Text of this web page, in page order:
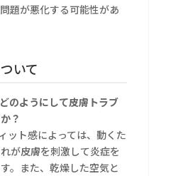
題が悪化する可能性があ
いて
のようにして皮膚トラブ
？
ット感によっては、動くた
が皮膚を刺激して炎症を
。また、乾燥した空気と